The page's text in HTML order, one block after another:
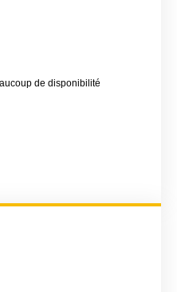
de disponibilité